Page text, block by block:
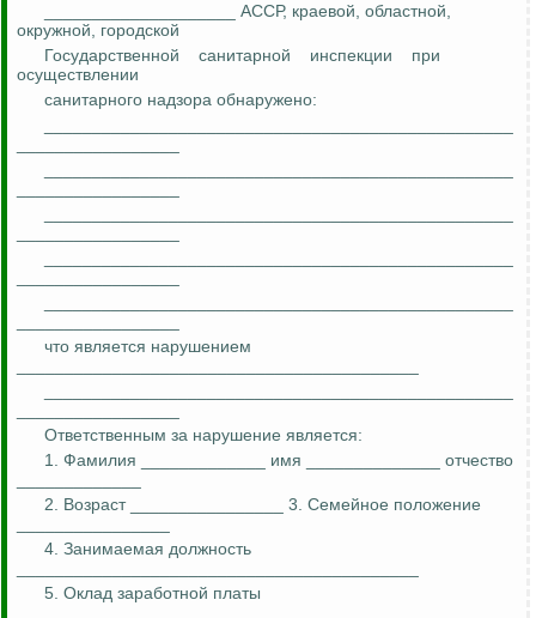
____________________ АССР, краевой, областной,
окружной, городской
Государственной
санитарной инспекции
при
осуществлении
санитарного надзора обнаружено:
что является нарушением
Ответственным за нарушение является:
1. Фамилия _____________ имя ______________ отчество
2. Возраст ________________ 3. Семейное положение
4. Занимаемая должность
5. Оклад заработной платы